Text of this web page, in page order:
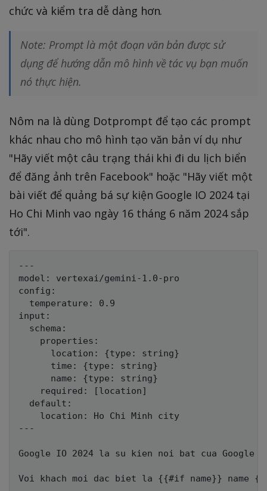
chức và kiểm tra dễ dàng hơn.
Note: Prompt là một đoạn văn bản được sử
dụng để hướng dẫn mô hình về tác vụ bạn muốn
nó thực hiện.
Nôm na là dùng Dotprompt để tạo các prompt
khác nhau cho mô hình tạo văn bản ví dụ như
"Hãy viết một câu trạng thái khi đi du lịch biển
để đăng ảnh trên Facebook" hoặc "Hãy viết một
bài viết để quảng bá sự kiện Google IO 2024 tại
Ho Chi Minh vao ngày 16 tháng 6 năm 2024 sắp
tới".
---
model: vertexai/gemini-1.0-pro
config:
  temperature: 0.9
input:
  schema:
    properties:
      location: {type: string}
      time: {type: string}
      name: {type: string}
    required: [location]
  default:
    location: Ho Chi Minh city
---
Google IO 2024 la su kien noi bat cua